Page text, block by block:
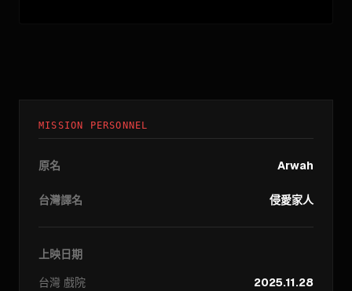
MISSION PERSONNEL
原名 Arwah
台灣譯名 侵愛家人
上映日期
台灣 戲院 2025.11.28